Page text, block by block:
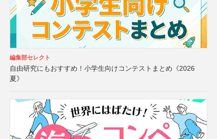
編集部セレクト
自由研究にもおすすめ！小学生向けコンテストまとめ《2026
夏》